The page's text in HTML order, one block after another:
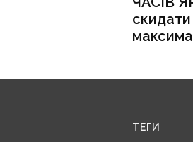
скидати
ТЕГИ